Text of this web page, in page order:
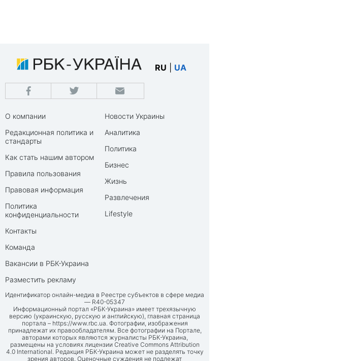
RU UA
О компании
Редакционная политика и
стандарты
Как стать нашим автором
Правила пользования
Правовая информация
Политика
конфиденциальности
Контакты
Команда
Вакансии в РБК-Украина
Разместить рекламу
Новости Украины
Аналитика
Политика
Бизнес
Жизнь
Развлечения
Lifestyle
Идентификатор онлайн-медиа в Реестре субъектов в сфере медиа
— R40-05347
Информационный портал «РБК-Украина» имеет трехязычную
версию (украинскую, русскую и английскую), главная страница
портала – https://www.rbc.ua. Фотографии, изображения
принадлежат их правообладателям. Все фотографии на Портале,
авторами которых являются журналисты РБК-Украина,
размещены на условиях лицензии Creative Commons Attribution
4.0 International. Редакция РБК-Украина может не разделять точку
зрения авторов. Оценочные суждения не подлежат